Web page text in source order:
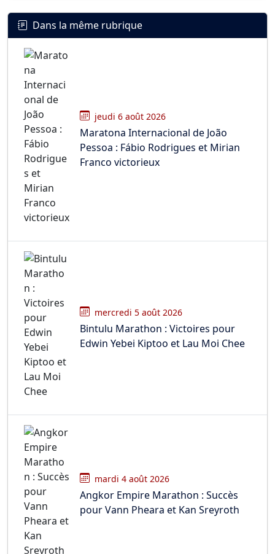
Dans la même rubrique
jeudi 6 août 2026
Maratona Internacional de João
Pessoa : Fábio Rodrigues et Mirian
Franco victorieux
mercredi 5 août 2026
Bintulu Marathon : Victoires pour
Edwin Yebei Kiptoo et Lau Moi Chee
mardi 4 août 2026
Angkor Empire Marathon : Succès
pour Vann Pheara et Kan Sreyroth